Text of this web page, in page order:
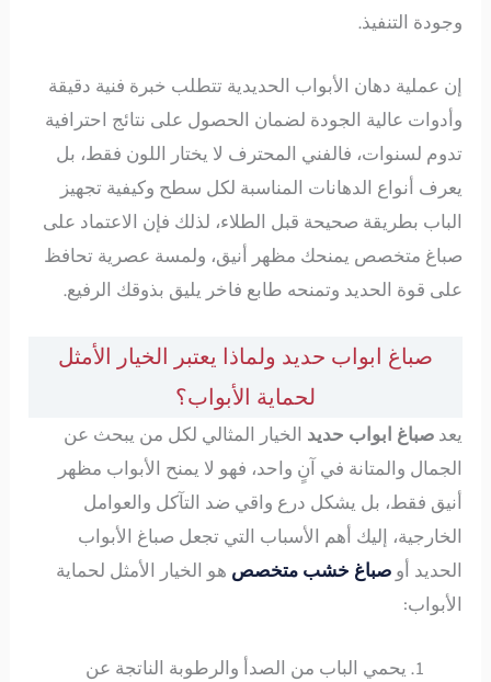
وجودة التنفيذ.
إن عملية دهان الأبواب الحديدية تتطلب خبرة فنية دقيقة
وأدوات عالية الجودة لضمان الحصول على نتائج احترافية
تدوم لسنوات، فالفني المحترف لا يختار اللون فقط، بل
يعرف أنواع الدهانات المناسبة لكل سطح وكيفية تجهيز
الباب بطريقة صحيحة قبل الطلاء، لذلك فإن الاعتماد على
صباغ متخصص يمنحك مظهر أنيق، ولمسة عصرية تحافظ
على قوة الحديد وتمنحه طابع فاخر يليق بذوقك الرفيع.
صباغ ابواب حديد ولماذا يعتبر الخيار الأمثل
لحماية الأبواب؟
يعدصباغ ابواب حديد الخيار المثالي لكل من يبحث عن
الجمال والمتانة في آنٍ واحد، فهو لا يمنح الأبواب مظهر
أنيق فقط، بل يشكل درع واقي ضد التآكل والعوامل
الخارجية، إليك أهم الأسباب التي تجعل صباغ الأبواب
الحديد أوصباغ خشب متخصص هو الخيار الأمثل لحماية
الأبواب:
يحمي الباب من الصدأ والرطوبة الناتجة عن